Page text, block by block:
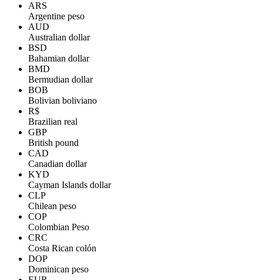
ARS
Argentine peso
AUD
Australian dollar
BSD
Bahamian dollar
BMD
Bermudian dollar
BOB
Bolivian boliviano
R$
Brazilian real
GBP
British pound
CAD
Canadian dollar
KYD
Cayman Islands dollar
CLP
Chilean peso
COP
Colombian Peso
CRC
Costa Rican colón
DOP
Dominican peso